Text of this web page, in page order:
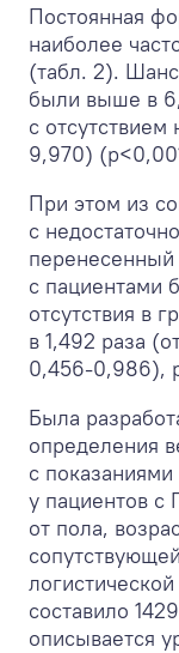
Постоянная
наиболее
(табл. 2).
были выше в
с
9,970)
При этом из
с
с пациентами
отсутствия в
в 1,492 раза
0,456-0,986),
Была
определения
с
у пациентов с
от пола,
составило
описывается